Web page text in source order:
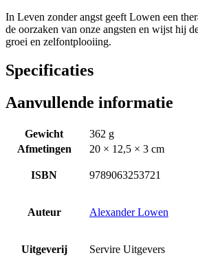
In Leven zonder angst geeft Lowen een
de oorzaken van onze angsten en wijst hij
groei en zelfontplooiing.
Specificaties
Aanvullende informatie
Gewicht
362 g
Afmetingen
20 × 12,5 × 3 cm
ISBN 9789063253721
Auteur Alexander Lowen
Uitgeverij Servire Uitgevers